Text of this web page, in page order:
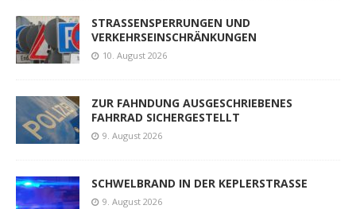
STRASSENSPERRUNGEN UND
VERKEHRSEINSCHRÄNKUNGEN
10. August 2026
ZUR FAHNDUNG AUSGESCHRIEBENES
FAHRRAD SICHERGESTELLT
9. August 2026
SCHWELBRAND IN DER KEPLERSTRASSE
9. August 2026